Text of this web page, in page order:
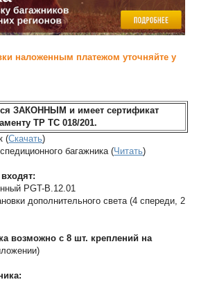
наложенным платежом уточняйте у
ЗАКОННЫМ и имеет сертификат
ТР ТС 018/201.
(Скачать)
багажника (Читать)
PGT-B.12.01
дополнительного света (4 спереди, 2
возможно с 8 шт. креплений на